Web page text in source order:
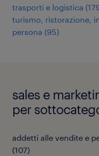
trasporti e logistica (
turismo, ristorazione,
persona (95)
sales e
per
addetti alle vendite e
(107)